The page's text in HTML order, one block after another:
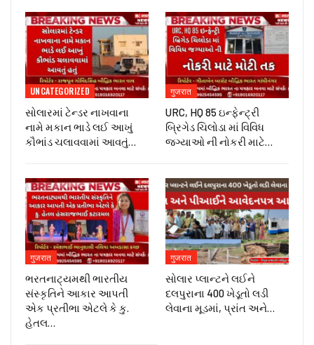
UNCATEGORIZED
સોલારમાં ટેન્ડર નાખવાના
નામે મકાન ભાડે લઈ આખું
કૌભાંડ ચલાવવામાં આવતું…
गुजरात
URC, HQ 85 ઇન્ફેન્ટ્રી
બ્રિગેડ ચિલોડા માં વિવિધ
જગ્યાઓ ની નોકરી માટે…
गुजरात
ભરતનાટ્યમથી ભારતીય
સંસ્કૃતિને આકાર આપતી
એક પ્રતીભા એટલે કે‌ કુ.
હેતલ…
गुजरात
સોલાર પ્લાન્ટને લઈને
દલપુરાના 400 ખેડૂતો લડી
લેવાના મૂડમાં, પ્રાંત અને…